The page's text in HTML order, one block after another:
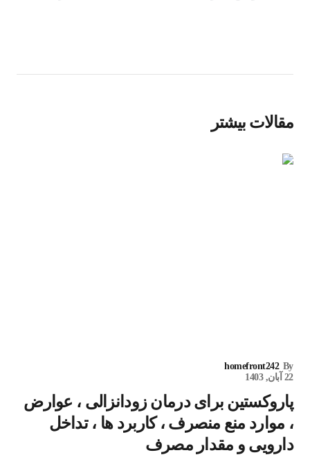
مقالات بیشتر
By
homefront242
22 آبان, 1403
پاروکستین برای درمان زودانزالی ، عوارض
، موارد منع منصرف ، کاربرد ها ، تداخل
دارویی و مقدار مصرف